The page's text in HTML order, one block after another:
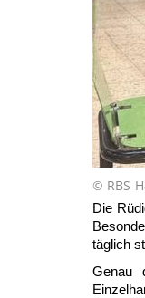
© RBS-
Die
täglich
Genau